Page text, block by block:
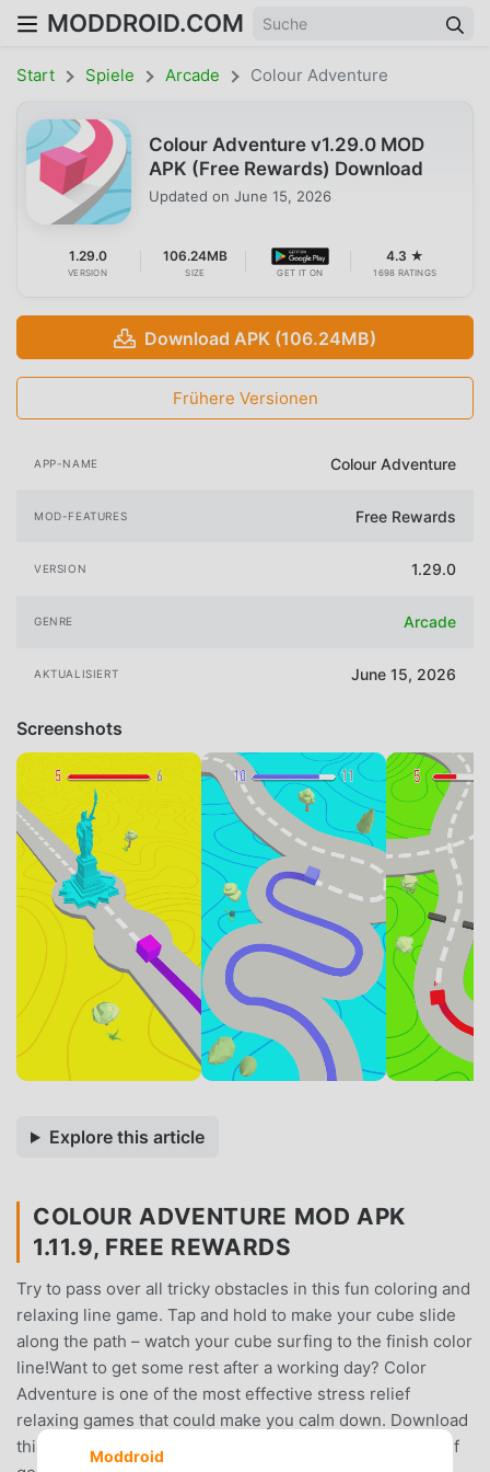
MODDROID.COM
Start Spiele Arcade Colour Adventure
Colour Adventure v1.29.0 MOD
APK (Free Rewards) Download
Updated on June 15, 2026
1.29.0
VERSION
106.24MB
SIZE GET IT ON
4.3 ★
1698 RATINGS
Download APK (106.24MB)
Frühere Versionen
APP-NAME Colour Adventure
MOD-FEATURES Free Rewards
VERSION 1.29.0
GENRE Arcade
AKTUALISIERT June 15, 2026
Screenshots
Explore this article
COLOUR ADVENTURE MOD APK
1.11.9, FREE REWARDS
Try to pass over all tricky obstacles in this fun coloring and
relaxing line game. Tap and hold to make your cube slide
along the path – watch your cube surfing to the finish color
line!Want to get some rest after a working day? Color
Adventure is one of the most effective stress relief
relaxing games that could make you calm down. Download
this coloring line game and take some time to let yourself
Moddroid